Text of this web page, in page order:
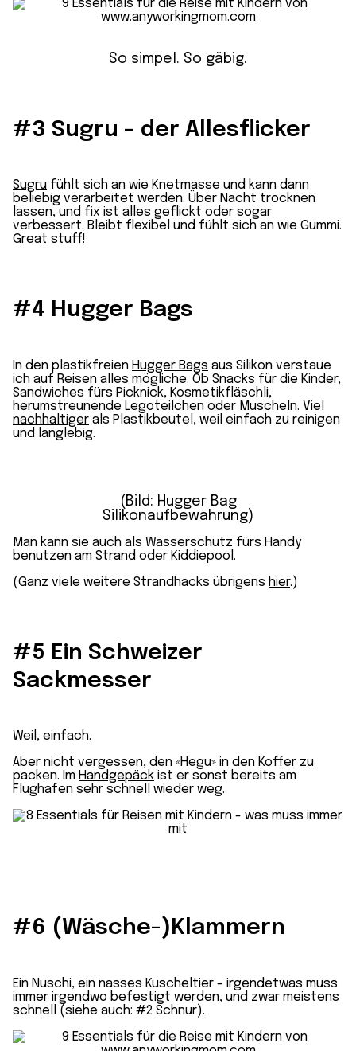
So simpel. So gäbig.
#3 Sugru – der Allesflicker
Sugru fühlt sich an wie Knetmasse und kann dann
beliebig verarbeitet werden. Über Nacht trocknen
lassen, und fix ist alles geflickt oder sogar
verbessert. Bleibt flexibel und fühlt sich an wie Gummi.
Great stuff!
#4 Hugger Bags
In den plastikfreien Hugger Bags aus Silikon verstaue
ich auf Reisen alles mögliche. Ob Snacks für die Kinder,
Sandwiches fürs Picknick, Kosmetikfläschli,
herumstreunende Legoteilchen oder Muscheln. Viel
nachhaltiger als Plastikbeutel, weil einfach zu reinigen
und langlebig.
(Bild: Hugger Bag
Silikonaufbewahrung)
Man kann sie auch als Wasserschutz fürs Handy
benutzen am Strand oder Kiddiepool.
(Ganz viele weitere Strandhacks übrigens hier.)
#5 Ein Schweizer
Sackmesser
Weil, einfach.
Aber nicht vergessen, den «Hegu» in den Koffer zu
packen. Im Handgepäck ist er sonst bereits am
Flughafen sehr schnell wieder weg.
#6 (Wäsche-)Klammern
Ein Nuschi, ein nasses Kuscheltier – irgendetwas muss
immer irgendwo befestigt werden, und zwar meistens
schnell (siehe auch: #2 Schnur).